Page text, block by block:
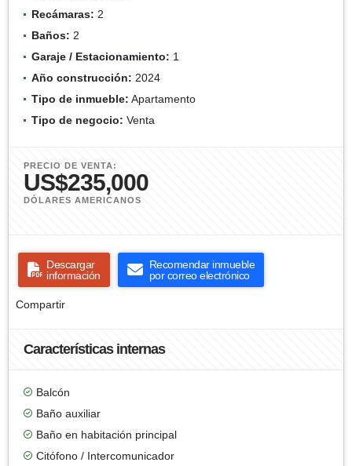
Recámaras: 2
Baños: 2
Garaje / Estacionamiento: 1
Año construcción: 2024
Tipo de inmueble: Apartamento
Tipo de negocio: Venta
PRECIO DE VENTA:
US$235,000
DÓLARES AMERICANOS
Descargar
información
Recomendar inmueble
por correo electrónico
Compartir
Características internas
Balcón
Baño auxiliar
Baño en habitación principal
Citófono / Intercomunicador